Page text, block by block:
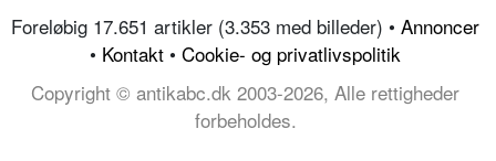
Foreløbig 17.651 artikler (3.353 med billeder) • Annoncer
• Kontakt • Cookie- og privatlivspolitik
Copyright © antikabc.dk 2003-2026, Alle rettigheder
forbeholdes.